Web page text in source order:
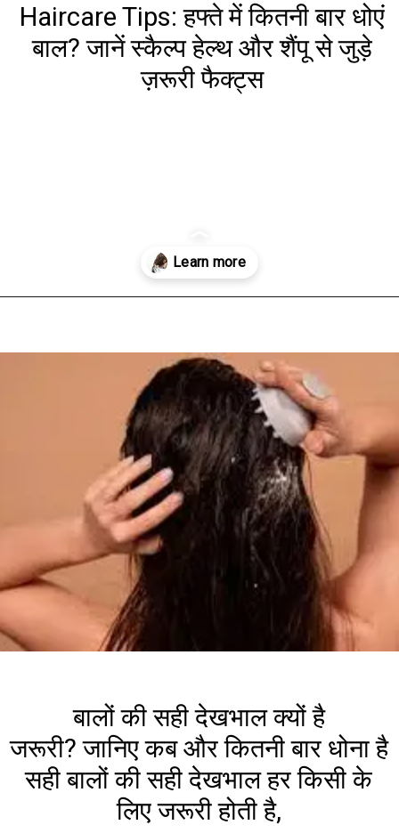
Haircare Tips: हफ्ते में कितनी बार धोएं
बाल? जानें स्कैल्प हेल्थ और शैंपू से जुड़े
ज़रूरी फैक्ट्स
बालों की सही देखभाल क्यों है
जरूरी? जानिए कब और कितनी बार धोना है
सही बालों की सही देखभाल हर किसी के
लिए जरूरी होती है,